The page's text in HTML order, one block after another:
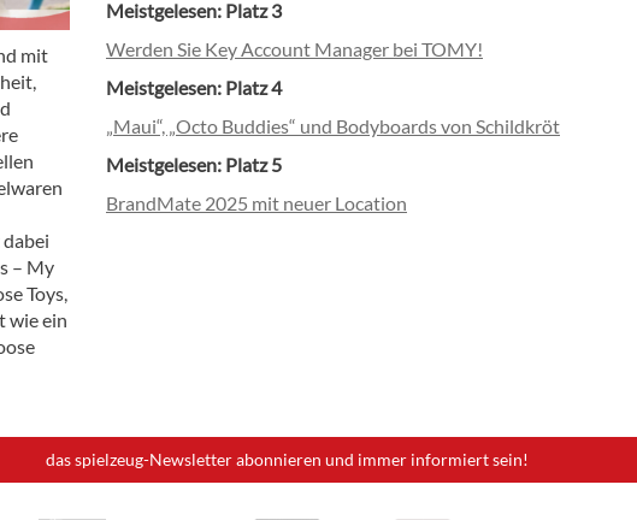
mit
– My
Toys,
wie ein
Meistgelesen: Platz 3
Werden Sie Key Account Manager bei TOMY!
Meistgelesen: Platz 4
„Maui“, „Octo Buddies“ und Bodyboards von Schildkröt
Meistgelesen: Platz 5
BrandMate 2025 mit neuer Location
das spielzeug-Newsletter abonnieren und immer informiert sein!